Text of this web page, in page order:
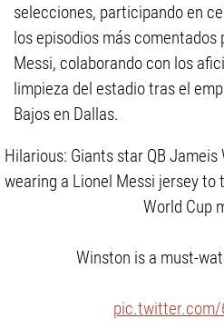
selecciones, participando en
los episodios más comentados
Messi, colaborando con los
limpieza del estadio tras el
Bajos en Dallas.
Hilarious: Giants star QB
wearing a Lionel Messi jersey to
World Cup
Winston is a must-
pic.twitter.com/